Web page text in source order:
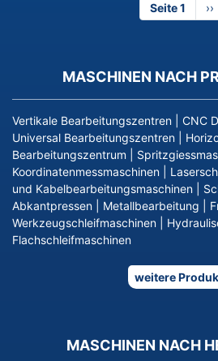
Seite 1 ››
MASCHINEN NACH
Vertikale Bearbeitungszentren CNC
Universal Bearbeitungszentren
Bearbeitungszentrum
Koordinatenmessmaschinen
und Kabelbearbeitungsmaschinen
Abkantpressen
Metallbearbeitung
Werkzeugschleifmaschinen
Flachschleifmaschinen
weitere
MASCHINEN NACH